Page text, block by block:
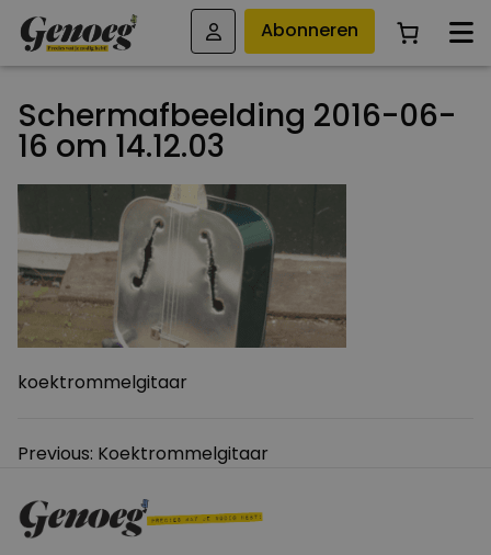
Abonneren
Schermafbeelding 2016-06-
16 om 14.12.03
koektrommelgitaar
Bericht
Previous: Koektrommelgitaar